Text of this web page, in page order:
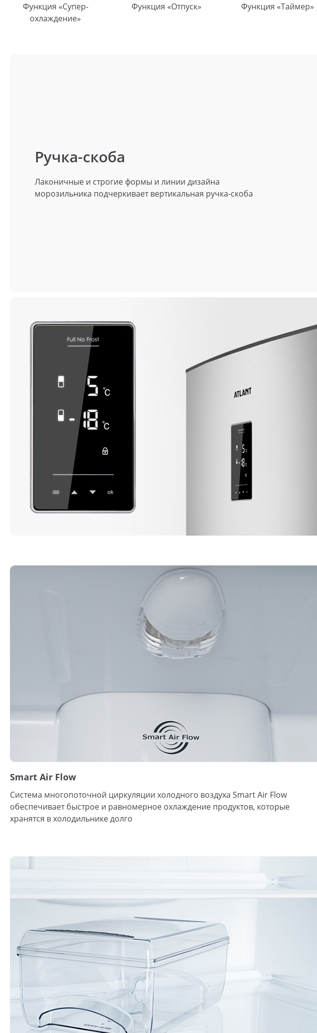
Функция «Супер-
охлаждение»
Функция «Отпуск» Функция «Таймер»
Ручка-скоба
Лаконичные и строгие формы и линии дизайна
морозильника подчеркивает вертикальная ручка-скоба
Smart Air Flow
Система многопоточной циркуляции холодного воздуха Smart Air Flow
обеспечивает быстрое и равномерное охлаждение продуктов, которые
хранятся в холодильнике долго